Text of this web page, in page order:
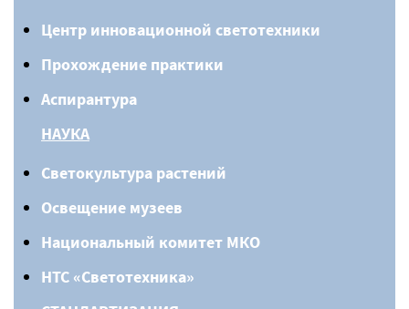
Центр инновационной светотехники
Прохождение практики
Аспирантура
НАУКА
Светокультура растений
Освещение музеев
Национальный комитет МКО
НТС «Светотехника»